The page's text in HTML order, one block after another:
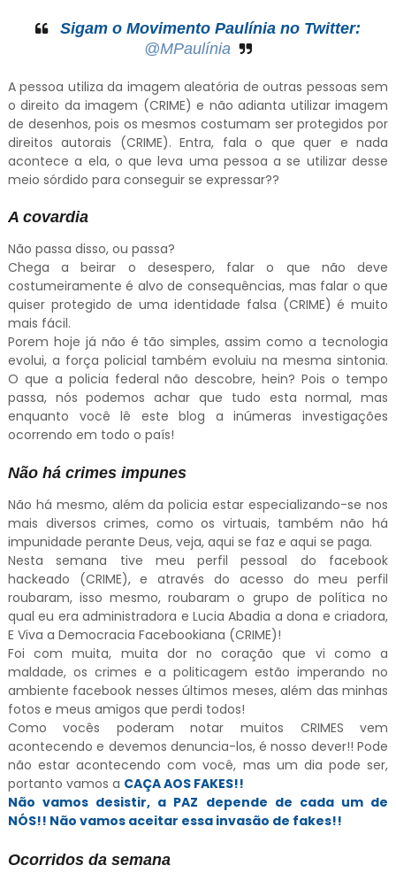
Sigam o Movimento Paulínia no Twitter:
@MPaulínia
A pessoa utiliza da imagem aleatória de outras pessoas sem
o direito da imagem (CRIME) e não adianta utilizar imagem
de desenhos, pois os mesmos costumam ser protegidos por
direitos autorais (CRIME). Entra, fala o que quer e nada
acontece a ela, o que leva uma pessoa a se utilizar desse
meio sórdido para conseguir se expressar??
A covardia
Não passa disso, ou passa?
Chega a beirar o desespero, falar o que não deve
costumeiramente é alvo de consequências, mas falar o que
quiser protegido de uma identidade falsa (CRIME) é muito
mais fácil.
Porem hoje já não é tão simples, assim como a tecnologia
evolui, a força policial também evoluiu na mesma sintonia.
O que a policia federal não descobre, hein? Pois o tempo
passa, nós podemos achar que tudo esta normal, mas
enquanto você lê este blog a inúmeras investigações
ocorrendo em todo o país!
Não há crimes impunes
Não há mesmo, além da policia estar especializando-se nos
mais diversos crimes, como os virtuais, também não há
impunidade perante Deus, veja, aqui se faz e aqui se paga.
Nesta semana tive meu perfil pessoal do facebook
hackeado (CRIME), e através do acesso do meu perfil
roubaram, isso mesmo, roubaram o grupo de política no
qual eu era administradora e Lucia Abadia a dona e criadora,
E Viva a Democracia Facebookiana (CRIME)!
Foi com muita, muita dor no coração que vi como a
maldade, os crimes e a politicagem estão imperando no
ambiente facebook nesses últimos meses, além das minhas
fotos e meus amigos que perdi todos!
Como vocês poderam notar muitos CRIMES vem
acontecendo e devemos denuncia-los, é nosso dever!! Pode
não estar acontecendo com você, mas um dia pode ser,
portanto vamos a CAÇA AOS FAKES!!
Não vamos desistir, a PAZ depende de cada um de
NÓS!! Não vamos aceitar essa invasão de fakes!!
Ocorridos da semana